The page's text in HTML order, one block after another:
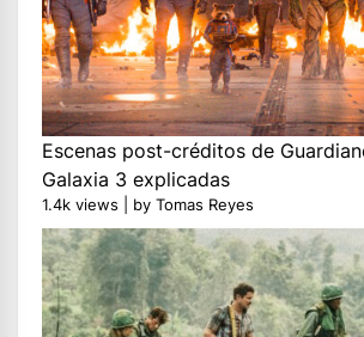
Escenas post-créditos de
Galaxia 3 explicadas
1.4k views by Tomas Reyes